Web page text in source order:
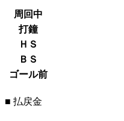
周回中
打鐘
ＨＳ
ＢＳ
ゴール前
■ 払戻金